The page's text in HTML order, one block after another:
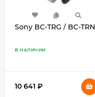
Sony BC-TRG / BC-TRN
В НАЛИЧИИ
10 641